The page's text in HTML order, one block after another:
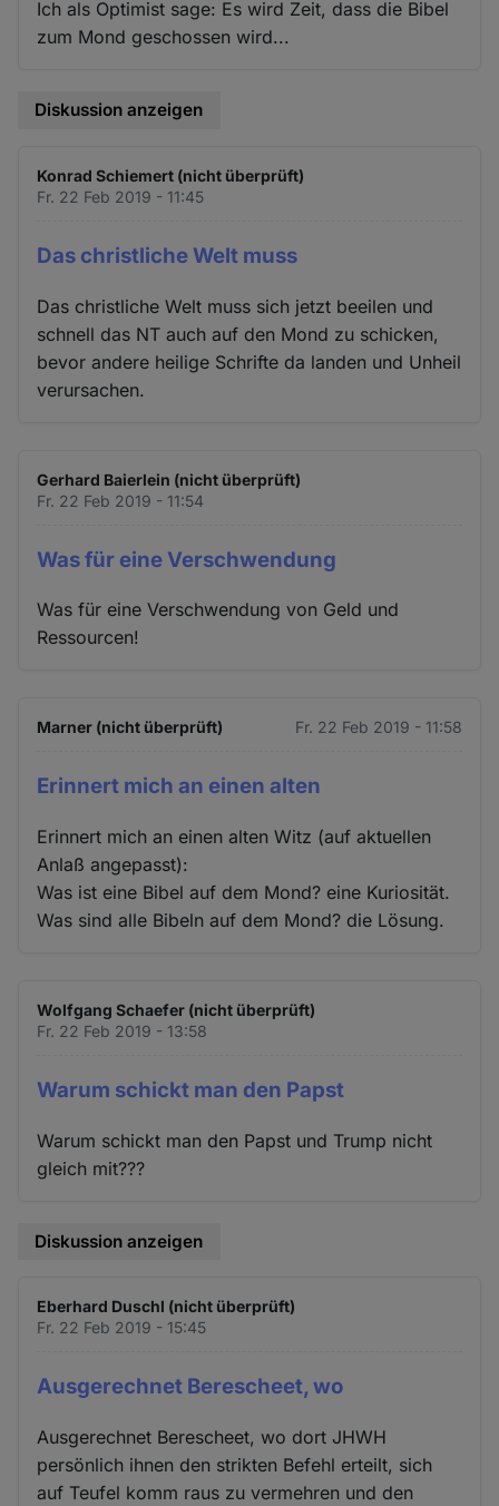
Ich als Optimist sage: Es wird Zeit, dass die Bibel
zum Mond geschossen wird...
Diskussion anzeigen
Konrad Schiemert (nicht überprüft)
Fr. 22 Feb 2019 - 11:45
Das christliche Welt muss
Das christliche Welt muss sich jetzt beeilen und
schnell das NT auch auf den Mond zu schicken,
bevor andere heilige Schrifte da landen und Unheil
verursachen.
Gerhard Baierlein (nicht überprüft)
Fr. 22 Feb 2019 - 11:54
Was für eine Verschwendung
Was für eine Verschwendung von Geld und
Ressourcen!
Marner (nicht überprüft) Fr. 22 Feb 2019 - 11:58
Erinnert mich an einen alten
Erinnert mich an einen alten Witz (auf aktuellen
Anlaß angepasst):
Was ist eine Bibel auf dem Mond? eine Kuriosität.
Was sind alle Bibeln auf dem Mond? die Lösung.
Wolfgang Schaefer (nicht überprüft)
Fr. 22 Feb 2019 - 13:58
Warum schickt man den Papst
Warum schickt man den Papst und Trump nicht
gleich mit???
Diskussion anzeigen
Eberhard Duschl (nicht überprüft)
Fr. 22 Feb 2019 - 15:45
Ausgerechnet Berescheet, wo
Ausgerechnet Berescheet, wo dort JHWH
persönlich ihnen den strikten Befehl erteilt, sich
auf Teufel komm raus zu vermehren und den